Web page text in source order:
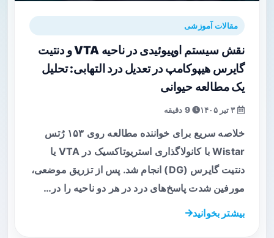
مقالات آموزشی
نقش سیستم اوپیوئیدی در ناحیه VTA و دنتیت
گایرس هیپوکامپ در تعدیل درد التهابی: تحلیل
یک مطالعه حیوانی
9 دقیقه
خلاصه سریع برای خواننده مطالعه روی ۱۵۳ رُتس
Wistar با کانولاگذاری استریوتاکسیک در VTA یا
دنتیت گایرس (DG) انجام شد. پس از تزریق موضعی،
مورفین شدت پاسخ‌های درد در هر دو ناحیه را در…
بیشتر بخوانید